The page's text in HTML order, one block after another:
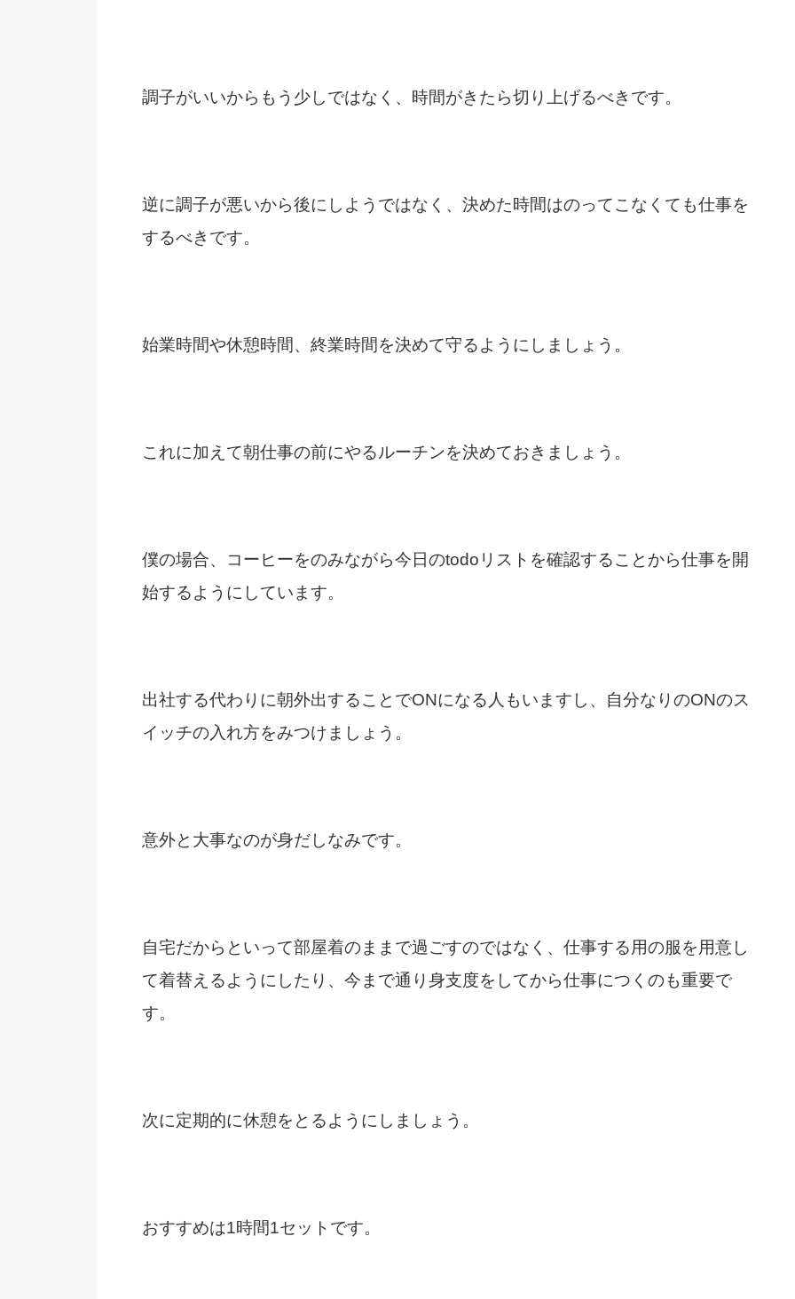
調子がいいからもう少しではなく、時間がきたら切り上げるべきです。
逆に調子が悪いから後にしようではなく、決めた時間はのってこなくても仕事を
するべきです。
始業時間や休憩時間、終業時間を決めて守るようにしましょう。
これに加えて朝仕事の前にやるルーチンを決めておきましょう。
僕の場合、コーヒーをのみながら今日のtodoリストを確認することから仕事を開
始するようにしています。
出社する代わりに朝外出することでONになる人もいますし、自分なりのONのス
イッチの入れ方をみつけましょう。
意外と大事なのが身だしなみです。
自宅だからといって部屋着のままで過ごすのではなく、仕事する用の服を用意し
て着替えるようにしたり、今まで通り身支度をしてから仕事につくのも重要で
す。
次に定期的に休憩をとるようにしましょう。
おすすめは1時間1セットです。